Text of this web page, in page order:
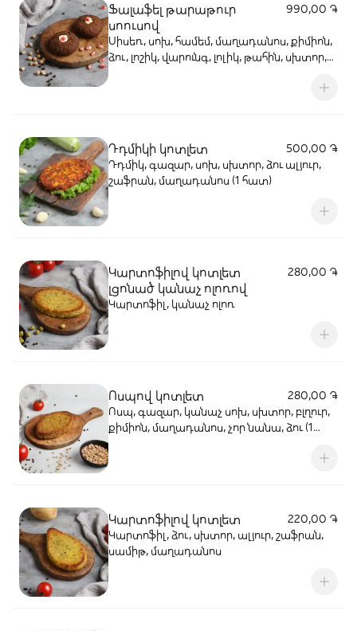
Ֆալաֆել թարաթուր
սոուսով
990,00 ֏
Սիսեռ, սոխ, համեմ, մաղադանոս, քիմիոն,
ձու, լոշիկ, վարունգ, լոլիկ, թահին, սխտոր,
Դդմիկի կոտլետ
500,00 ֏
Դդմիկ, գազար, սոխ, սխտոր, ձու ալյուր,
շաֆրան, մաղադանոս (1 հատ)
Կարտոֆիլով կոտլետ
լցոնած կանաչ ոլոռով
280,00 ֏
Կարտոֆիլ, կանաչ ոլոռ
Ոսպով կոտլետ
280,00 ֏
Ոսպ, գազար, կանաչ սոխ, սխտոր, բլղուր,
քիմիոն, մաղադանոս, չոր նանա, ձու (1
Կարտոֆիլով կոտլետ
220,00 ֏
Կարտոֆիլ, ձու, սխտոր, ալյուր, շաֆրան,
սամիթ, մաղադանոս